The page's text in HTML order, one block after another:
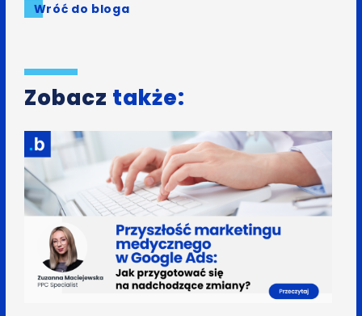
Wróć do bloga
Zobacz także: